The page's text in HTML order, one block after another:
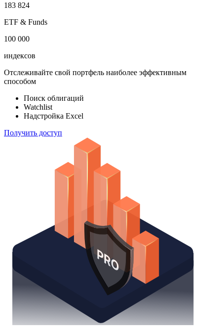
183 824
ETF & Funds
100 000
индексов
Отслеживайте свой портфель наиболее эффективным
способом
Поиск облигаций
Watchlist
Надстройка Excel
Получить доступ